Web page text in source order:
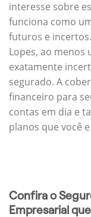
interesse sobre
funciona como
futuros e
Lopes, ao menos
exatamente
segurado. A
financeiro para
contas em dia e
planos que você
Confira o
Empresarial